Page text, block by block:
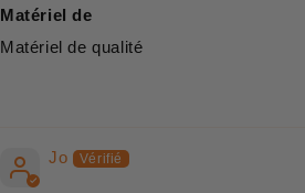
Matériel de
Matériel de qualité
Jo